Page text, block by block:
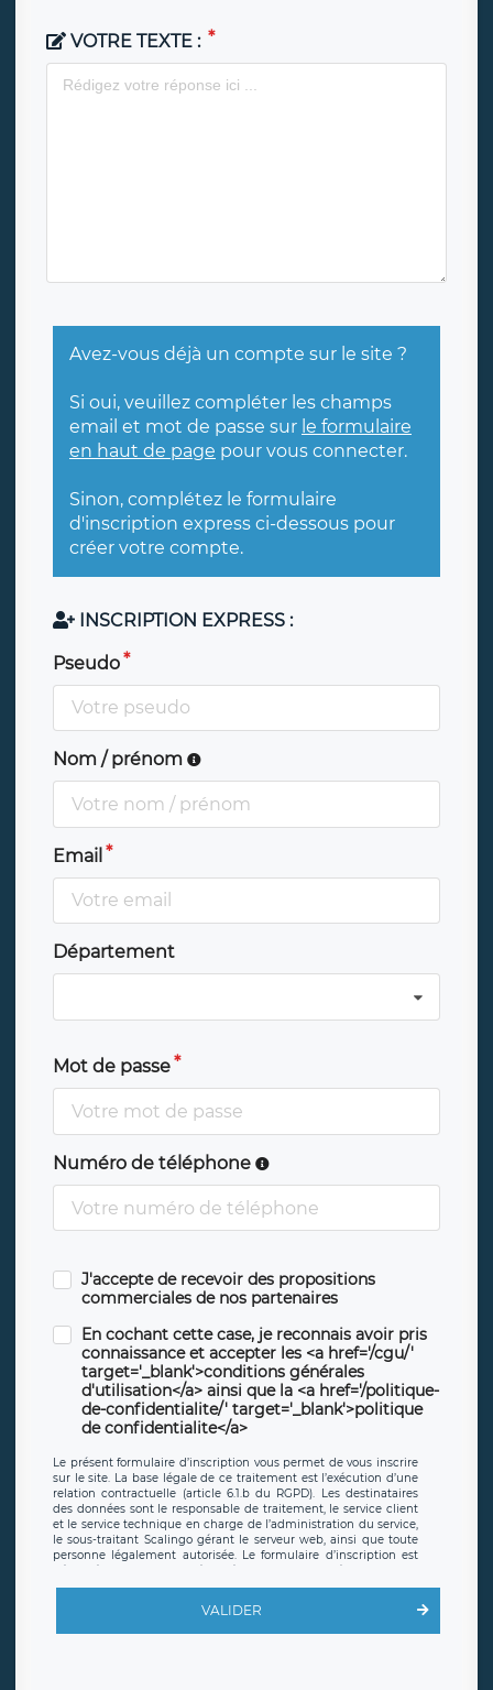
VOTRE TEXTE :
Avez-vous déjà un compte sur le site ?
Si oui, veuillez compléter les champs
email et mot de passe sur le formulaire
en haut de page pour vous connecter.
Sinon, complétez le formulaire
d'inscription express ci-dessous pour
créer votre compte.
INSCRIPTION EXPRESS :
Pseudo
Nom / prénom
Email
Département
Mot de passe
Numéro de téléphone
J'accepte de recevoir des propositions
commerciales de nos partenaires
En cochant cette case, je reconnais avoir pris
connaissance et accepter les <a href='/cgu/'
target='_blank'>conditions générales
d'utilisation</a> ainsi que la <a href='/politique-
de-confidentialite/' target='_blank'>politique
de confidentialite</a>
Le présent formulaire d’inscription vous permet de vous inscrire
sur le site. La base légale de ce traitement est l’exécution d’une
relation contractuelle (article 6.1.b du RGPD). Les destinataires
des données sont le responsable de traitement, le service client
et le service technique en charge de l’administration du service,
le sous-traitant Scalingo gérant le serveur web, ainsi que toute
personne légalement autorisée. Le formulaire d’inscription est
offrant desclauses de protection conformes au RGPD. Les
en sollicite la suppression, étant entendu que vous pouvez
demander la suppression de vos données et retirer votre
VALIDER